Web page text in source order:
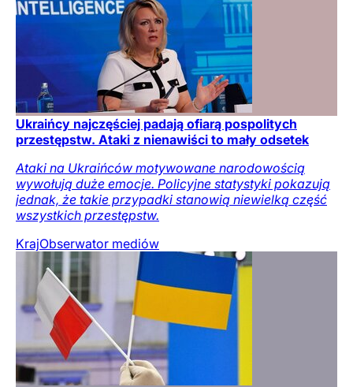
Ukraińcy najczęściej padają ofiarą pospolitych
przestępstw. Ataki z nienawiści to mały odsetek
Ataki na Ukraińców motywowane narodowością
wywołują duże emocje. Policyjne statystyki pokazują
jednak, że takie przypadki stanowią niewielką część
wszystkich przestępstw.
KrajObserwator mediów